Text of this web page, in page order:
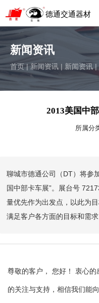
聊城市德通交通器材制造
Liaocheng Detong Traffic
德通交通器材
新闻资讯
首页| 新闻资讯 | 新闻资讯 |
2013美国中
所属分
聊城市德通公司（DT）将参
国中部卡车展”。展台号
量优先作为出发点，以此为
满足客户各方面的目标和需求
尊敬的客户， 您好！ 衷心的
的关注与支持，相信我们能